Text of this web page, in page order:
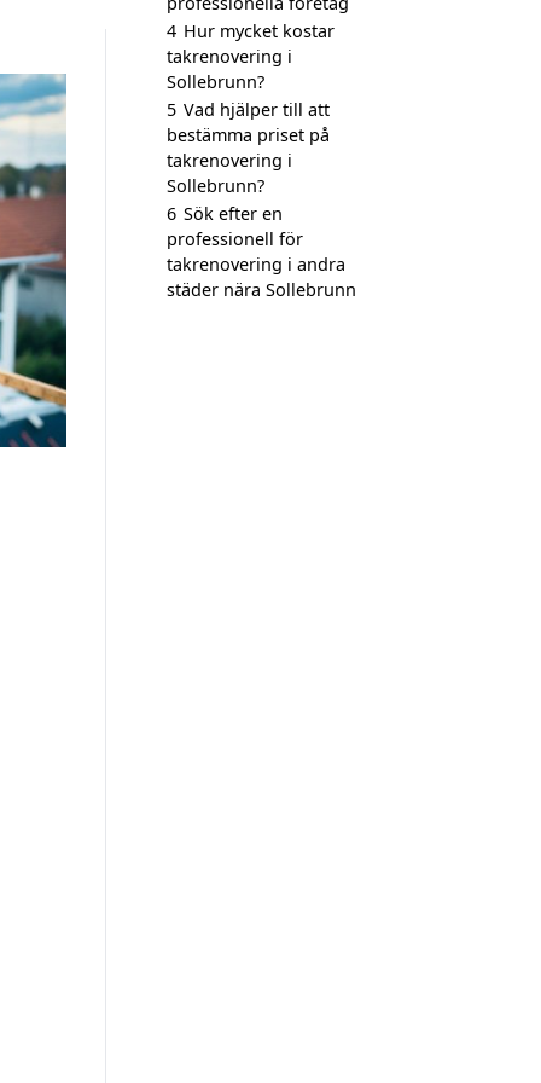
4 Hur mycket kostar
takrenovering i
Sollebrunn?
5 Vad hjälper till att
bestämma priset på
takrenovering i
Sollebrunn?
6 Sök efter en
professionell för
takrenovering i andra
städer nära Sollebrunn